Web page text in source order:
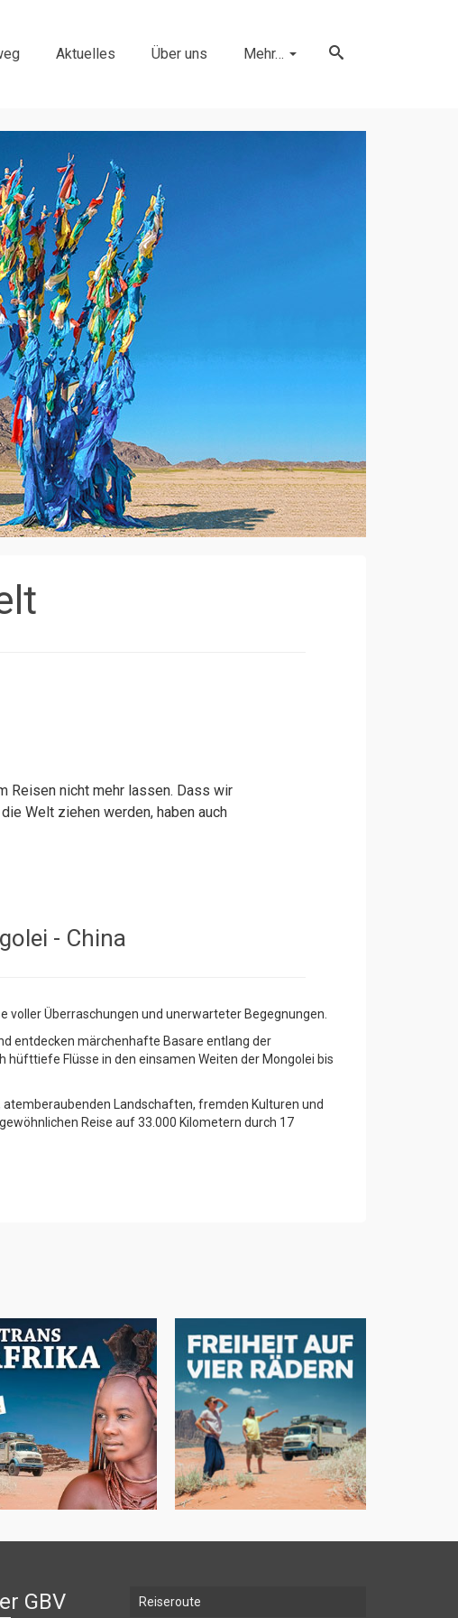
Aktuelles Über uns Mehr…
Reisen nicht mehr lassen. Dass wir
Welt ziehen werden, haben auch
- China
voller Überraschungen und unerwarteter Begegnungen.
entdecken märchenhafte Basare entlang der
Flüsse in den einsamen Weiten der Mongolei bis
Landschaften, fremden Kulturen und
Reise auf 33.000 Kilometern durch 17
Transafrika Freiheit auf vier Rädern
GBV Reiseroute